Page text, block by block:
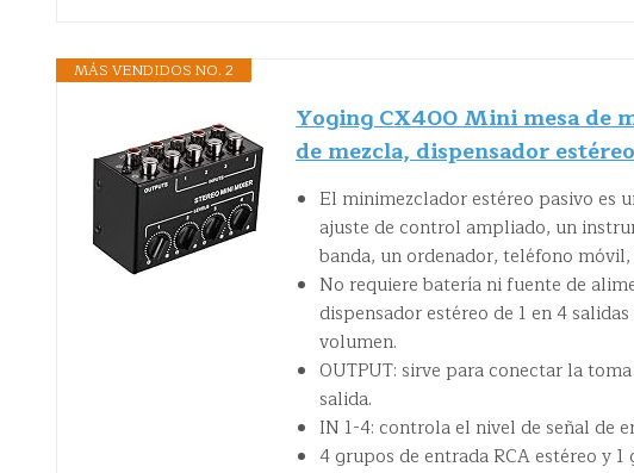
MÁS VENDIDOS NO. 2
Yoging CX400 Mini mesa de
de mezcla, dispensador
El minimezclador estéreo pasivo es
ajuste de control ampliado, un
banda, un ordenador, teléfono
No requiere batería ni fuente de
dispensador estéreo de 1 en 4
volumen.
OUTPUT: sirve para conectar la
salida.
IN 1-4: controla el nivel de señal de
4 grupos de entrada RCA estéreo y